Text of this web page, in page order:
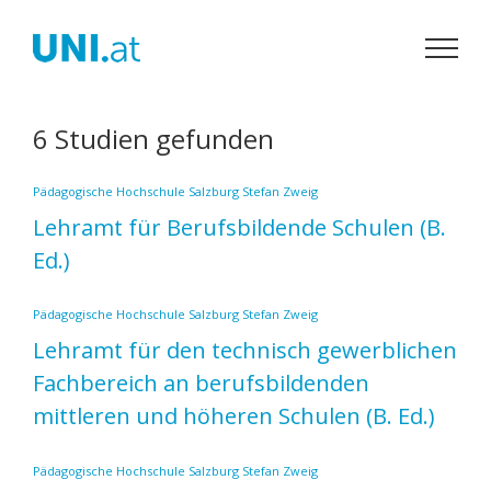
Inhalt
springen
6 Studien gefunden
Pädagogische Hochschule Salzburg Stefan Zweig
Lehramt für Berufsbildende Schulen (B.
Ed.)
Pädagogische Hochschule Salzburg Stefan Zweig
Lehramt für den technisch gewerblichen
Fachbereich an berufsbildenden
mittleren und höheren Schulen (B. Ed.)
Pädagogische Hochschule Salzburg Stefan Zweig